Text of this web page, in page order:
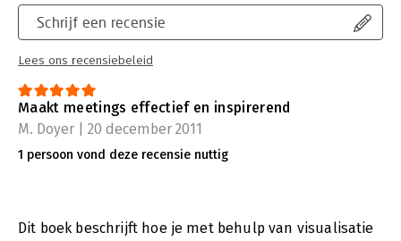
Schrijf een recensie
Lees ons recensiebeleid
Maakt meetings effectief en inspirerend
M. Doyer | 20 december 2011
1 persoon vond deze recensie nuttig
Dit boek beschrijft hoe je met behulp van visualisatie